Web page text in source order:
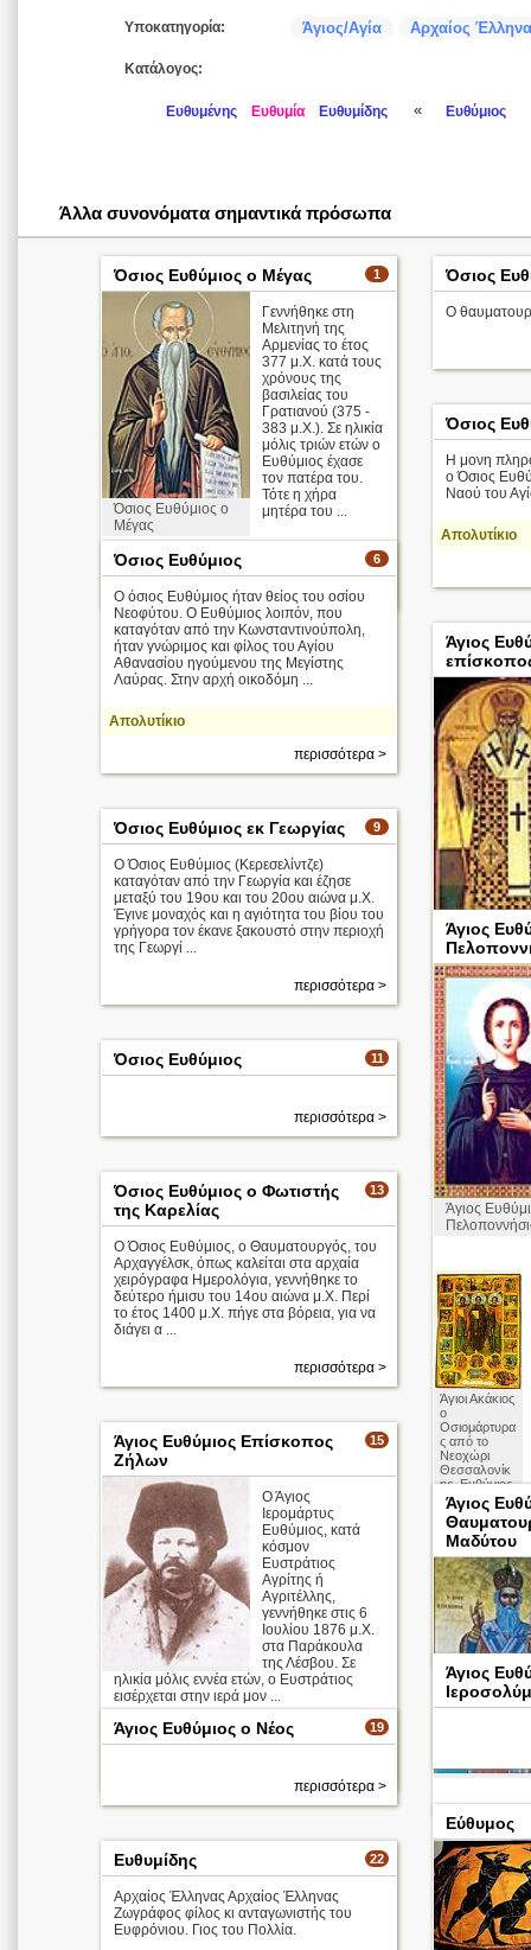
Υποκατηγορία: Άγιος/Αγία Αρχαίος
Κατάλογος:
Ευθυμένης Ευθυμία Ευθυμίδης « Ευθύμιος
Άλλα συνονόματα σημαντικά πρόσωπα
1
Όσιος Ευθύμιος ο Μέγας
Όσιος Ευθύμιος ο
Μέγας
Γεννήθηκε στη
Μελιτηνή της
Αρμενίας το έτος
377 μ.Χ. κατά τους
χρόνους της
βασιλείας του
Γρατιανού (375 -
383 μ.Χ.). Σε ηλικία
μόλις τριών ετών ο
Ευθύμιος έχασε
τον πατέρα του.
Τότε η χήρα
μητέρα του ...
Απολυτίκιο
περισσότερα >
Όσιος
Ο
Όσιος
Η μονη
ο Όσιος
Ναού του
Απολυτίκιο
6
Όσιος Ευθύμιος
Ο όσιος Ευθύμιος ήταν θείος του οσίου
Νεοφύτου. Ο Ευθύμιος λοιπόν, που
καταγόταν από την Κωνσταντινούπολη,
ήταν γνώριμος και φίλος του Αγίου
Αθανασίου ηγούμενου της Μεγίστης
Λαύρας. Στην αρχή οικοδόμη ...
Απολυτίκιο
περισσότερα >
Άγιος
Απολυτίκιο
9
Όσιος Ευθύμιος εκ Γεωργίας
Ο Όσιος Ευθύμιος (Κερεσελίντζε)
καταγόταν από την Γεωργία και έζησε
μεταξύ του 19ου και του 20ου αιώνα μ.Χ.
Έγινε μοναχός και η αγιότητα του βίου του
γρήγορα τον έκανε ξακουστό στην περιοχή
της Γεωργί ...
περισσότερα >
Άγιος
Άγιος
Άγιοι Ακάκιος
ο
Οσιομάρτυρα
ς από το
Νεοχώρι
Θεσσαλονίκ
ης, Ευθύμιος
ο
Πελοποννήσ
ιος και
Ιγνάτιος ο
νέος
Οσιομάρτυρα
ς
Απολυτίκιο
11
Όσιος Ευθύμιος
περισσότερα >
13
Όσιος Ευθύμιος ο Φωτιστής
της Καρελίας
Ο Όσιος Ευθύμιος, ο Θαυματουργός, του
Αρχαγγέλσκ, όπως καλείται στα αρχαία
χειρόγραφα Ημερολόγια, γεννήθηκε το
δεύτερο ήμισυ του 14ου αιώνα μ.Χ. Περί
το έτος 1400 μ.Χ. πήγε στα βόρεια, για να
διάγει α ...
περισσότερα >
15
Άγιος Ευθύμιος Επίσκοπος
Ζήλων
Ο Άγιος
Ιερομάρτυς
Ευθύμιος, κατά
κόσμον
Ευστράτιος
Αγρίτης ή
Αγριτέλλης,
γεννήθηκε στις 6
Ιουλίου 1876 μ.Χ.
στα Παράκουλα
της Λέσβου. Σε
ηλικία μόλις εννέα ετών, ο Ευστράτιος
εισέρχεται στην ιερά μον ...
Απολυτίκιο
Άγιος
Μαδύτου
Άγιος
19
Άγιος Ευθύμιος ο Νέος
περισσότερα >
Εύθυμος
22
Ευθυμίδης
Αρχαίος Έλληνας Αρχαίος Έλληνας
Ζωγράφος φίλος κι ανταγωνιστής του
Ευφρόνιου. Γιος του Πολλία.